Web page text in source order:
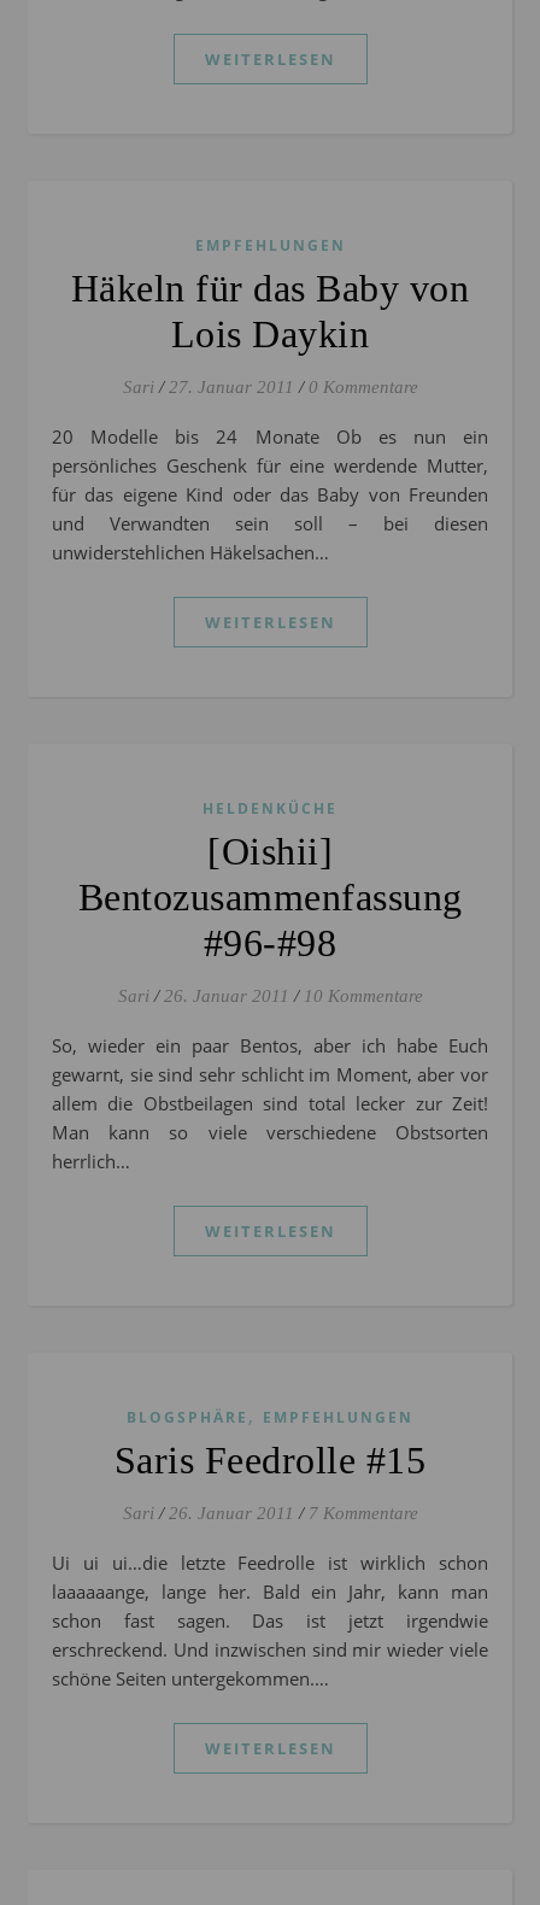
WEITERLESEN
EMPFEHLUNGEN
Häkeln für das Baby von
Lois Daykin
Sari / 27. Januar 2011 / 0 Kommentare
20 Modelle bis 24 Monate Ob es nun ein
persönliches Geschenk für eine werdende Mutter,
für das eigene Kind oder das Baby von Freunden
und Verwandten sein soll – bei diesen
unwiderstehlichen Häkelsachen…
WEITERLESEN
HELDENKÜCHE
[Oishii]
Bentozusammenfassung
#96-#98
Sari / 26. Januar 2011 / 10 Kommentare
So, wieder ein paar Bentos, aber ich habe Euch
gewarnt, sie sind sehr schlicht im Moment, aber vor
allem die Obstbeilagen sind total lecker zur Zeit!
Man kann so viele verschiedene Obstsorten
herrlich…
WEITERLESEN
BLOGSPHÄRE , EMPFEHLUNGEN
Saris Feedrolle #15
Sari / 26. Januar 2011 / 7 Kommentare
Ui ui ui…die letzte Feedrolle ist wirklich schon
laaaaaange, lange her. Bald ein Jahr, kann man
schon fast sagen. Das ist jetzt irgendwie
erschreckend. Und inzwischen sind mir wieder viele
schöne Seiten untergekommen.…
WEITERLESEN